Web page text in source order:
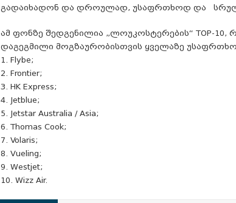
გადაიხადონ და დროულად, უსაფრთხოდ და
ამ ფონზე შედგენილია „ლოუკოსტერების“ TOP-10,
დაგეგმილი მოგზაურობისთვის ყველაზე
1. Flybe;
2. Frontier;
3. HK Express;
4. Jetblue;
5. Jetstar Australia / Asia;
6. Thomas Cook;
7. Volaris;
8. Vueling;
9. Westjet;
10. Wizz Air.